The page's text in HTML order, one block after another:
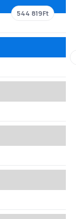
544 819Ft